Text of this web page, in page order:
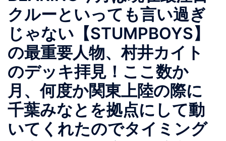
クルーといっても言い過ぎ
じゃない【STUMPBOYS】
の最重要人物、村井カイト
のデッキ拝見！ここ数か
月、何度か関東上陸の際に
千葉みなとを拠点にして動
いてくれたのでタイミング